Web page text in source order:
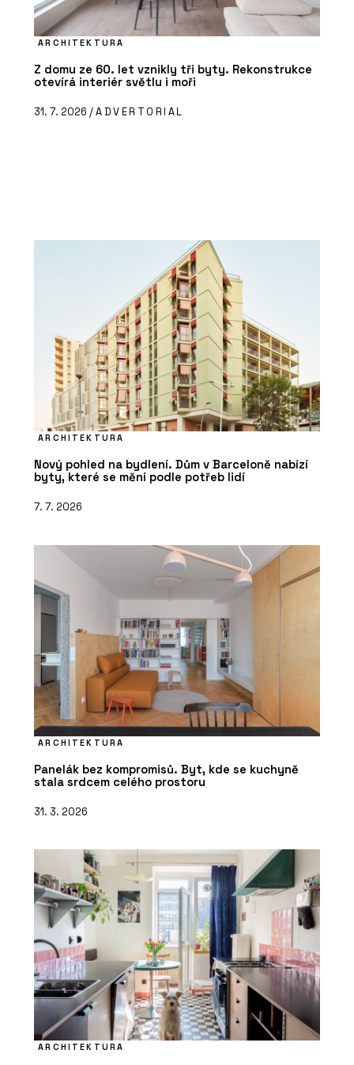
ARCHITEKTURA
Z domu ze 60. let vznikly tři byty. Rekonstrukce
otevírá interiér světlu i moři
31. 7. 2026 /ADVERTORIAL
ARCHITEKTURA
Nový pohled na bydlení. Dům v Barceloně nabízí
byty, které se mění podle potřeb lidí
7. 7. 2026
ARCHITEKTURA
Panelák bez kompromisů. Byt, kde se kuchyně
stala srdcem celého prostoru
31. 3. 2026
ARCHITEKTURA